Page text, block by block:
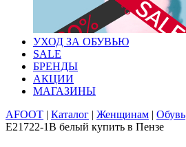
УХОД ЗА ОБУВЬЮ
SALE
БРЕНДЫ
АКЦИИ
МАГАЗИНЫ
AFOOT | Каталог | Женщинам | Обувь
E21722-1B белый купить в Пензе